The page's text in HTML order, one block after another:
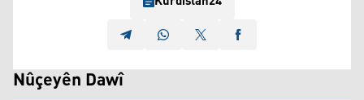
Nûçeyên Dawî